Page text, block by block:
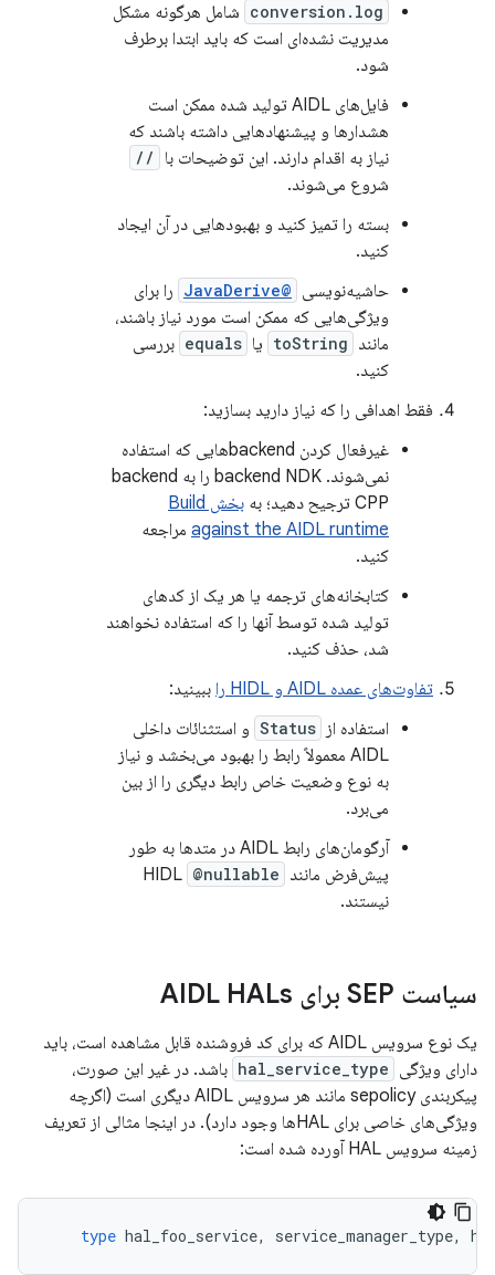
conversion.log شامل هرگونه مشکل
مدیریت نشده‌ای است که باید ابتدا برطرف
شود.
فایل‌های AIDL تولید شده ممکن است
هشدارها و پیشنهادهایی داشته باشند که
نیاز به اقدام دارند. این توضیحات با
//
شروع می‌شوند.
بسته را تمیز کنید و بهبودهایی در آن ایجاد
کنید.
حاشیه‌نویسی @JavaDerive
را برای
ویژگی‌هایی که ممکن است مورد نیاز باشند،
مانند toString یا equals بررسی
کنید.
فقط اهدافی را که نیاز دارید بسازید:
غیرفعال کردن backendهایی که استفاده
نمی‌شوند. backend NDK را به backend
CPP ترجیح دهید؛ به
بخش Build
against the AIDL runtime مراجعه
کنید.
کتابخانه‌های ترجمه یا هر یک از کدهای
تولید شده توسط آنها را که استفاده نخواهند
شد، حذف کنید.
تفاوت‌های عمده AIDL و HIDL را
ببینید:
استفاده از Status و استثنائات داخلی
AIDL معمولاً رابط را بهبود می‌بخشد و نیاز
به نوع وضعیت خاص رابط دیگری را از بین
می‌برد.
آرگومان‌های رابط AIDL در متدها به طور
پیش‌فرض مانند HIDL @nullable
نیستند.
سیاست SEP برای AIDL HALs
یک نوع سرویس AIDL که برای کد فروشنده قابل مشاهده است، باید
دارای ویژگی hal_service_type باشد. در غیر این صورت،
پیکربندی sepolicy مانند هر سرویس AIDL دیگری است (اگرچه
ویژگی‌های خاصی برای HALها وجود دارد). در اینجا مثالی از تعریف
زمینه سرویس HAL آورده شده است:
type hal_foo_service, service_manager_type,